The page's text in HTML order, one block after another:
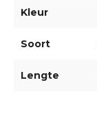
Kleur
Soort
Lengte